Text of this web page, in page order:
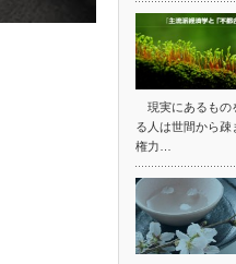
現実にあるもの
る人は世間から疎
権力…